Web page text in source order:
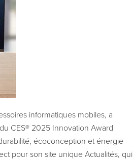
informatiques mobiles, a
CES® 2025 Innovation Award
écoconception et énergie
pour son site unique Actualités, qui